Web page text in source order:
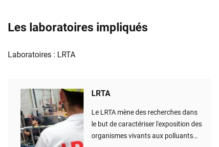
Les laboratoires impliqués
Laboratoires : ​LRTA
LRTA
Le LRTA mène des recherches dans
le but de caractériser l'exposition des
organismes vivants aux polluants